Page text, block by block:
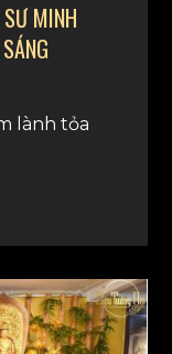
MINH
lành tỏa